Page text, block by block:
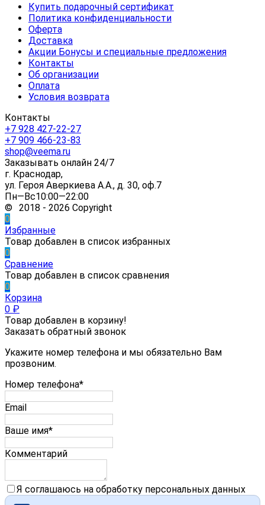
Купить подарочный сертификат
Политика конфиденциальности
Оферта
Доставка
Акции Бонусы и специальные предложения
Контакты
Об организации
Оплата
Условия возврата
Контакты
+7 928 427-22-27
+7 909 466-23-83
shop@veema.ru
Заказывать онлайн 24/7
г. Краснодар,
ул. Героя Аверкиева А.А., д. 30, оф.7
Пн—Вс10:00—22:00
© 2018 - 2026 Copyright
0
Избранные
Товар добавлен в список избранных
0
Сравнение
Товар добавлен в список сравнения
0
Корзина
0 ₽
Товар добавлен в корзину!
Заказать обратный звонок
Укажите номер телефона и мы обязательно Вам
прозвоним.
Номер телефона*
Email
Ваше имя*
Комментарий
Я соглашаюсь на обработку персональных данных